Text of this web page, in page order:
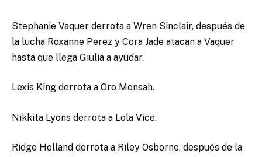
Stephanie Vaquer derrota a Wren Sinclair, después de
la lucha Roxanne Perez y Cora Jade atacan a Vaquer
hasta que llega Giulia a ayudar.
Lexis King derrota a Oro Mensah.
Nikkita Lyons derrota a Lola Vice.
Ridge Holland derrota a Riley Osborne, después de la